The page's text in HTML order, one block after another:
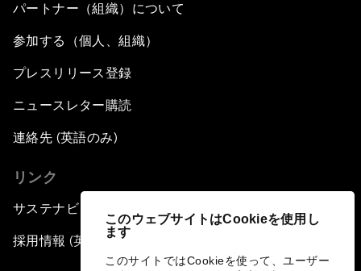
このウェブサイトはCookieを使用し
ます
このサイトではCookieを使って、ユーザー
パートナー（組織）について
参加する（個人、組織）
プレスリリース登録
ニュースレター購読
連絡先 (英語のみ)
リンク
サステナビリティへの取り組み
採用情報 (英語のみ)